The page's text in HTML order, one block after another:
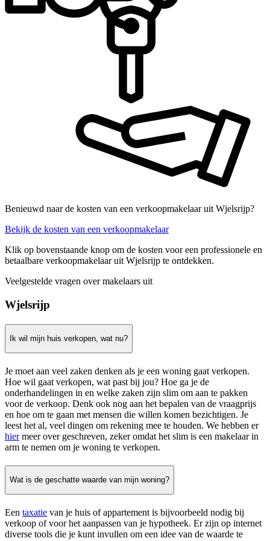
Benieuwd naar de kosten van een verkoopmakelaar uit Wjelsrijp?
Bekijk de kosten van een verkoopmakelaar
Klik op bovenstaande knop om de kosten voor een professionele en
betaalbare verkoopmakelaar uit Wjelsrijp te ontdekken.
Veelgestelde vragen over makelaars uit
Wjelsrijp
Ik wil mijn huis verkopen, wat nu?
Je moet aan veel zaken denken als je een woning gaat verkopen.
Hoe wil gaat verkopen, wat past bij jou? Hoe ga je de
onderhandelingen in en welke zaken zijn slim om aan te pakken
voor de verkoop. Denk ook nog aan het bepalen van de vraagprijs
en hoe om te gaan met mensen die willen komen bezichtigen. Je
leest het al, veel dingen om rekening mee te houden. We hebben er
hiermeer over geschreven, zeker omdat het slim is een makelaar in
arm te nemen om je woning te verkopen.
Wat is de geschatte waarde van mijn woning?
Een taxatie van je huis of appartement is bijvoorbeeld nodig bij
verkoop of voor het aanpassen van je hypotheek. Er zijn op internet
diverse tools die je kunt invullen om een idee van de waarde te